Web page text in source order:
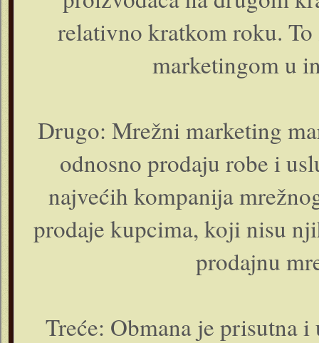
relativno kratkom roku. To
marketingom u
Drugo: Mrežni marketing
odnosno prodaju robe i
najvećih kompanija
prodaje kupcima, koji nisu
prodajnu
Treće: Obmana je prisutna